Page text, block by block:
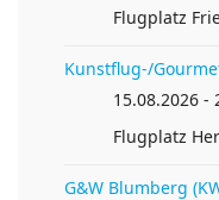
Flugplatz
Kunstflug-/
15.08.2026 -
Flugplatz
G&W Blumberg